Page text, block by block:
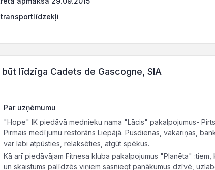
transportlīdzekļi
būt līdzīga Cadets de Gascogne, SIA
Par uzņēmumu
"Hope" IK piedāvā mednieku nama "Lācis" pakalpojumus-
Pirmais medījumu restorāns Liepājā. Pusdienas, vakariņas,
var labi atpūsties, relaksēties, atgūt spēkus.
Kā arī piedāvājam Fitnesa kluba pakalpojumus "Planēta"
un skaistums palīdzēs viņiem sasniegt panākumus dzīvē,